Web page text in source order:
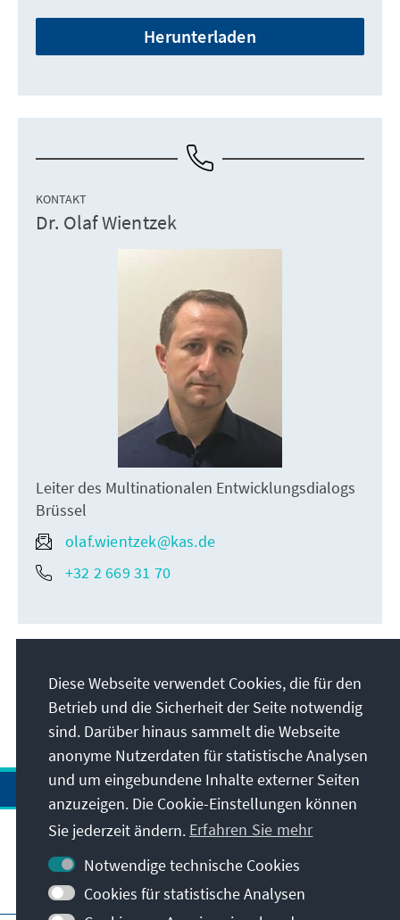
Herunterladen
KONTAKT
Dr. Olaf Wientzek
Leiter des Multinationalen Entwicklungsdialogs
Brüssel
olaf.wientzek@kas.de
+32 2 669 31 70
Besuchen Sie auch
Diese Webseite verwendet Cookies, die für den
Betrieb und die Sicherheit der Seite notwendig
sind. Darüber hinaus sammelt die Webseite
anonyme Nutzerdaten für statistische Analysen
und um eingebundene Inhalte externer Seiten
anzuzeigen. Die Cookie-Einstellungen können
Sie jederzeit ändern. Erfahren Sie mehr
Notwendige technische Cookies
Cookies für statistische Analysen